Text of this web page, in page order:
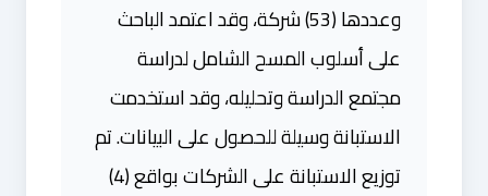
وعددها (53) شركة، وقد اعتمد الباحث
على أسلوب المسح الشامل لدراسة
مجتمع الدراسة وتحليله، وقد استخدمت
الاستبانة وسيلة للحصول على البيانات. تم
توزيع الاستبانة على الشركات بواقع (4)